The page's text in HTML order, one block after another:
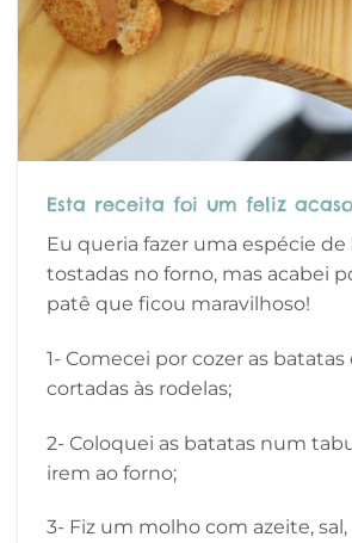
Esta receita foi um feliz
Eu queria fazer uma espécie
tostadas no forno, mas acabei
patê que ficou maravilhoso!
1- Comecei por cozer as batatas
cortadas às rodelas;
2- Coloquei as batatas num
irem ao forno;
3- Fiz um molho com azeite,